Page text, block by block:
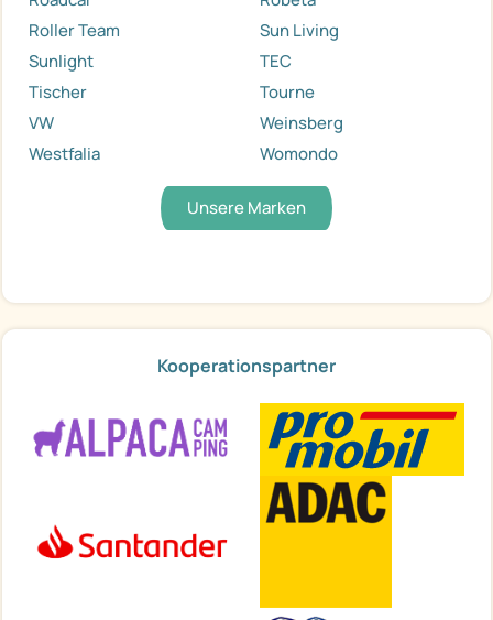
Roller Team
Sun Living
Sunlight
TEC
Tischer
Tourne
VW
Weinsberg
Westfalia
Womondo
Unsere Marken
Kooperationspartner